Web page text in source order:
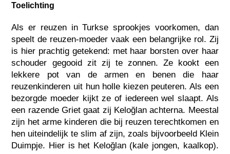
Toelichting
Als er reuzen in Turkse sprookjes voorkomen, dan
speelt de reuzen-moeder vaak een belangrijke rol. Zij
is hier prachtig getekend: met haar borsten over haar
schouder gegooid zit zij te zonnen. Ze kookt een
lekkere pot van de armen en benen die haar
reuzenkinderen uit hun holle kiezen peuteren. Als een
bezorgde moeder kijkt ze of iedereen wel slaapt. Als
een razende Griet gaat zij Keloğlan achterna. Meestal
zijn het arme kinderen die bij reuzen terechtkomen en
hen uiteindelijk te slim af zijn, zoals bijvoorbeeld Klein
Duimpje. Hier is het Keloğlan (kale jongen, kaalkop).